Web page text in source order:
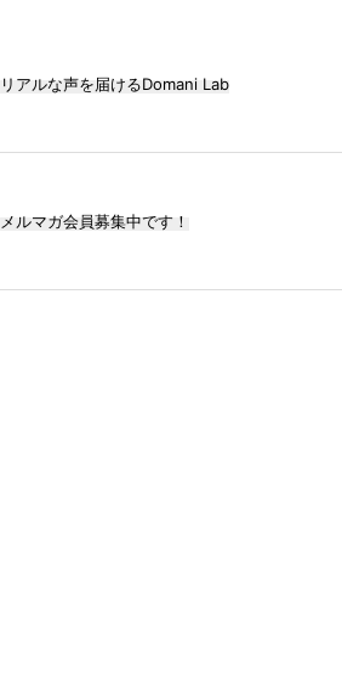
リアルな声を届けるDomani Lab
メルマガ会員募集中です！